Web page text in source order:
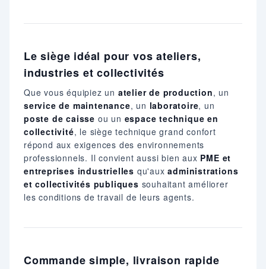
Le siège idéal pour vos ateliers,
industries et collectivités
Que vous équipiez un atelier de production, un
service de maintenance, un laboratoire, un
poste de caisse ou un espace technique en
collectivité, le siège technique grand confort
répond aux exigences des environnements
professionnels. Il convient aussi bien aux PME et
entreprises industrielles qu'auxadministrations
et collectivités publiques souhaitant améliorer
les conditions de travail de leurs agents.
Commande simple, livraison rapide